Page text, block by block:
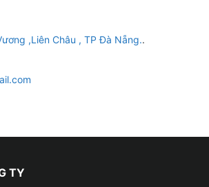
,Liên Châu , TP Đà Nẵng..
TY